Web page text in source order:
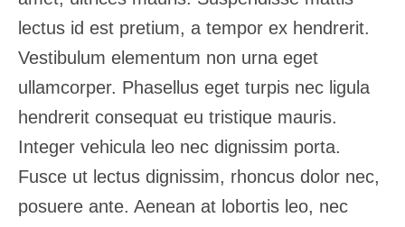
lectus id est pretium, a tempor ex hendrerit.
Vestibulum elementum non urna eget
ullamcorper. Phasellus eget turpis nec ligula
hendrerit consequat eu tristique mauris.
Integer vehicula leo nec dignissim porta.
Fusce ut lectus dignissim, rhoncus dolor nec,
posuere ante. Aenean at lobortis leo, nec